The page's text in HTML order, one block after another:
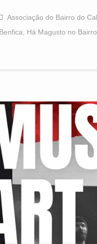
Associação do Bairro do
Benfica, Há Magusto no